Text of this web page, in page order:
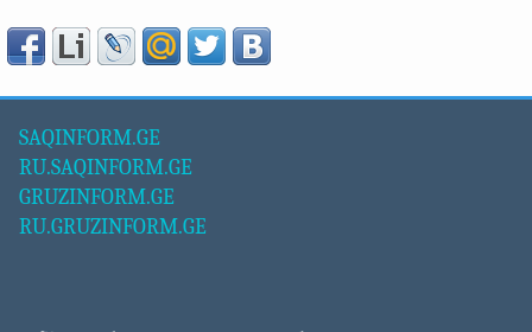
SAQINFORM.GE
RU.SAQINFORM.GE
GRUZINFORM.GE
RU.GRUZINFORM.GE